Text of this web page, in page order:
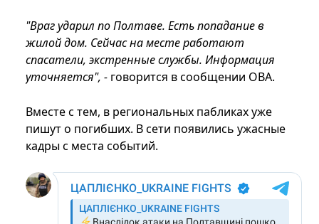
"Враг ударил по Полтаве. Есть попадание в
жилой дом. Сейчас на месте работают
спасатели, экстренные службы. Информация
уточняется", - говорится в сообщении ОВА.
Вместе с тем, в региональных пабликах уже
пишут о погибших. В сети появились ужасные
кадры с места событий.